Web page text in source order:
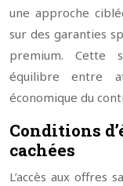
une approche
sur des garanties
premium. Cette
équilibre entre
économique du
Conditions
cachées
L’accès aux offres